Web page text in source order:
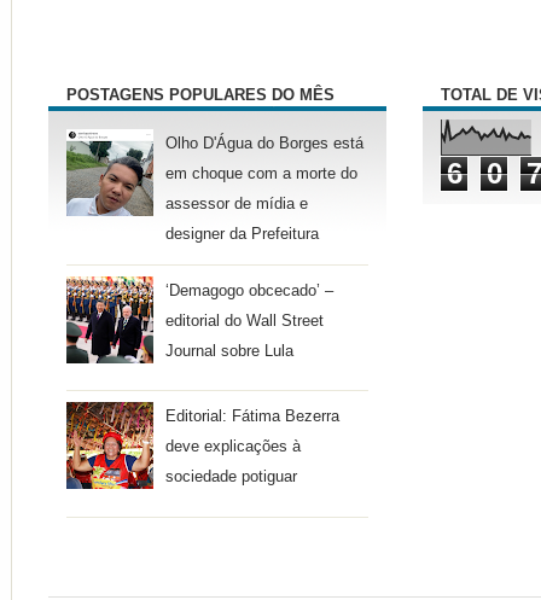
POSTAGENS POPULARES DO MÊS
Olho D'Água do Borges está
em choque com a morte do
assessor de mídia e
designer da Prefeitura
‘Demagogo obcecado’ –
editorial do Wall Street
Journal sobre Lula
Editorial: Fátima Bezerra
deve explicações à
sociedade potiguar
TOTAL DE
6 0 7